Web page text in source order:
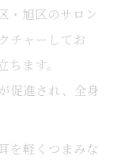
・旭区のサロン
チャーしてお
ます。
促進され、全身
を軽くつまみな